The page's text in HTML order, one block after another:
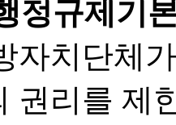
정규제기
자치단체
권리를 제